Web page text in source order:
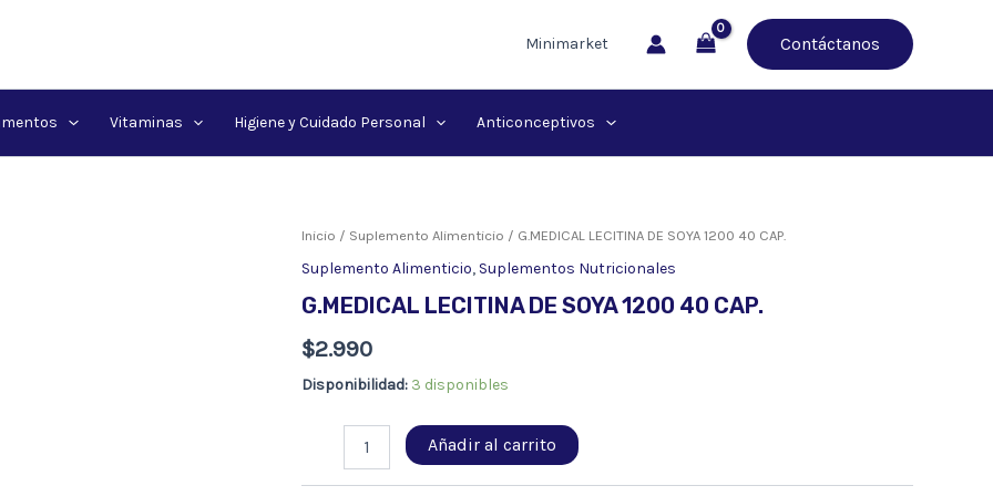
Minimarket Contáctanos
Vitaminas Higiene y Cuidado Personal Anticonceptivos
Inicio / Suplemento Alimenticio / G.MEDICAL LECITINA DE SOYA 1200 40 CAP.
Suplemento Alimenticio, Suplementos Nutricionales
G.MEDICAL LECITINA DE SOYA 1200 40 CAP.
$2.990
Disponibilidad: 3 disponibles
Añadir al carrito